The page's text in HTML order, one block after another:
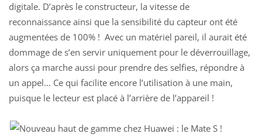
digitale. D’après le constructeur, la vitesse de
reconnaissance ainsi que la sensibilité du capteur ont été
augmentées de 100% ! Avec un matériel pareil, il aurait été
dommage de s’en servir uniquement pour le déverrouillage,
alors ça marche aussi pour prendre des selfies, répondre à
un appel… Ce qui facilite encore l’utilisation à une main,
puisque le lecteur est placé à l’arrière de l’appareil !